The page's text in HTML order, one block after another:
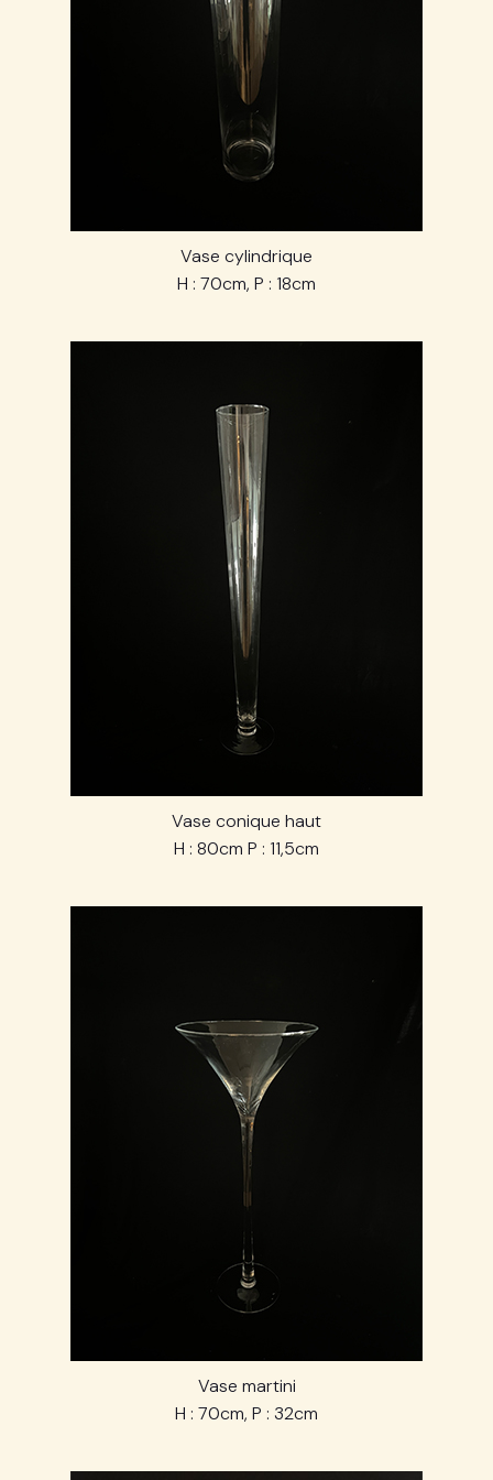
Vase cylindrique
H : 70cm, P : 18cm
Vase conique haut
H : 80cm P : 11,5cm
Vase martini
H : 70cm, P : 32cm